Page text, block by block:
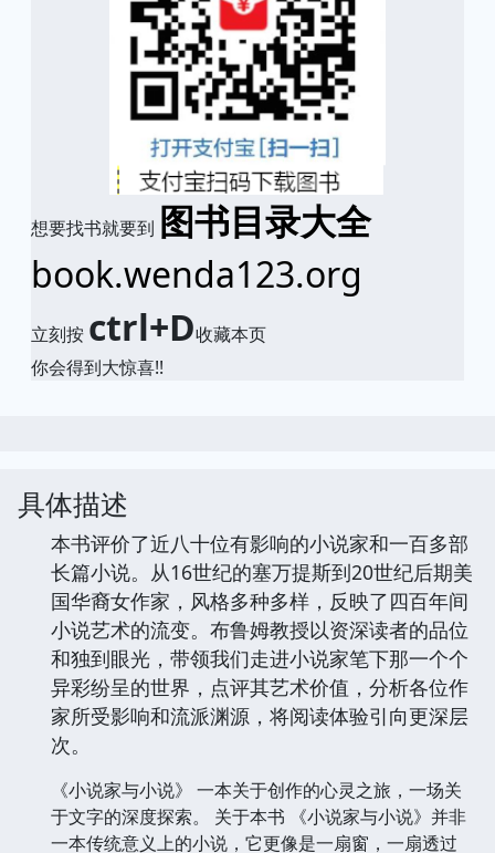
想要找书就要到 图书目录大全
book.wenda123.org
立刻按 ctrl+D收藏本页
你会得到大惊喜!!
具体描述
本书评价了近八十位有影响的小说家和一百多部
长篇小说。从16世纪的塞万提斯到20世纪后期美
国华裔女作家，风格多种多样，反映了四百年间
小说艺术的流变。布鲁姆教授以资深读者的品位
和独到眼光，带领我们走进小说家笔下那一个个
异彩纷呈的世界，点评其艺术价值，分析各位作
家所受影响和流派渊源，将阅读体验引向更深层
次。
《小说家与小说》 一本关于创作的心灵之旅，一场关
于文字的深度探索。 关于本书 《小说家与小说》并非
一本传统意义上的小说，它更像是一扇窗，一扇透过